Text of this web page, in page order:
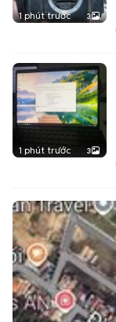
1 phút trước 3
1 phút trước 3